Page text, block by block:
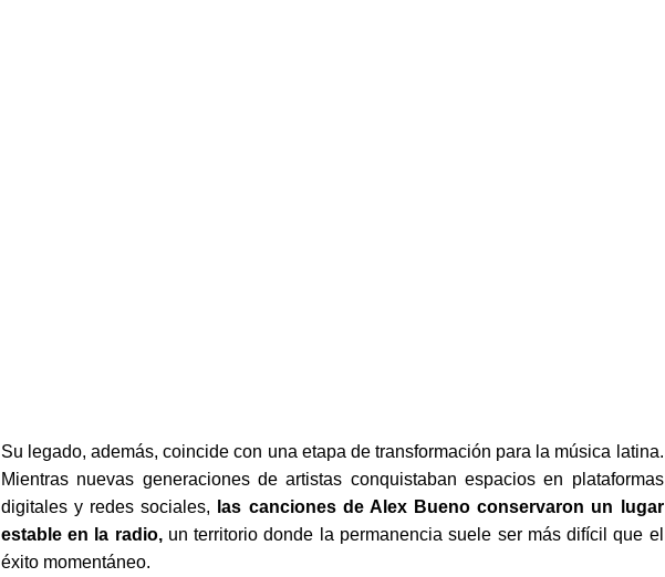
Su legado, además, coincide con una etapa de transformación para la música latina.
Mientras nuevas generaciones de artistas conquistaban espacios en plataformas
digitales y redes sociales,
las canciones de Alex Bueno conservaron un lugar
estable en la radio,un territorio donde la permanencia suele ser más difícil que el
éxito momentáneo.